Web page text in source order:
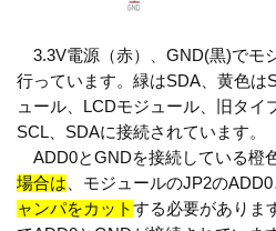
3.3V電源（赤）、GND(黒)でモ
行っています。緑はSDA、黄色は
ュール、LCDモジュール、旧タイ
SCL、SDAに接続されています。
ADD0とGNDを接続している橙
場合は 、モジュールのJP2の
ャンパをカットする必要がありま